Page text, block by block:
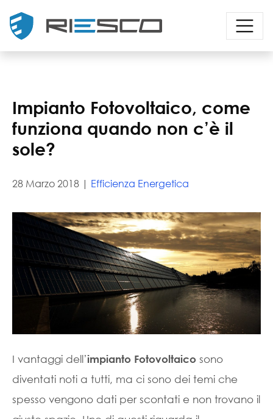
Impianto Fotovoltaico, come
funziona quando non c’è il
sole?
28 Marzo 2018 | Efficienza Energetica
I vantaggi dell’impianto Fotovoltaico sono
diventati noti a tutti, ma ci sono dei temi che
spesso vengono dati per scontati e non trovano il